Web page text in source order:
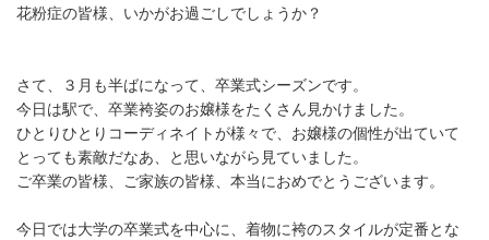
花粉症の皆様、いかがお過ごしでしょうか？
さて、３月も半ばになって、卒業式シーズンです。
今日は駅で、卒業袴姿のお嬢様をたくさん見かけました。
ひとりひとりコーディネイトが様々で、お嬢様の個性が出ていて
とっても素敵だなあ、と思いながら見ていました。
ご卒業の皆様、ご家族の皆様、本当におめでとうございます。
今日では大学の卒業式を中心に、着物に袴のスタイルが定番とな